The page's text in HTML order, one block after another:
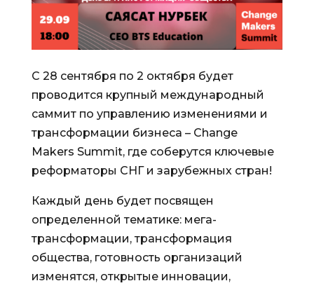
С 28 сентября по 2 октября будет
проводится крупный международный
саммит по управлению изменениями и
трансформации бизнеса – Change
Makers Summit, где соберутся ключевые
реформаторы СНГ и зарубежных стран!
Каждый день будет посвящен
определенной тематике: мега-
трансформации, трансформация
общества, готовность организаций
изменятся, открытые инновации,